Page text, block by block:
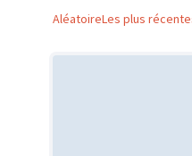
AléatoireLes plus